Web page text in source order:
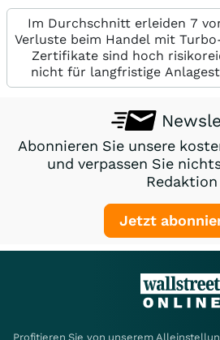
Im Durchschnitt erleiden 7
Verluste beim Handel mit
Zertifikate sind hoch
nicht für langfristige
Abonnieren Sie unsere
und verpassen Sie
Redaktion
Jetzt
Profitieren Sie von unserem